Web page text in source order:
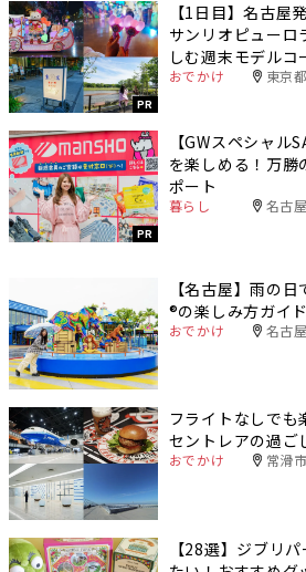
PR
【1日目】名古屋
サンリオピューロ
しむ週末モデルコ
おでかけ 東京都
PR
【GWスペシャル
を楽しめる！万勝
ポート
暮らし 名古
【名古屋】雨の
®️の楽しみ方ガイド
おでかけ 名古
フライトなしで
セントレアの過ご
おでかけ 常滑市
【28選】ジブリ